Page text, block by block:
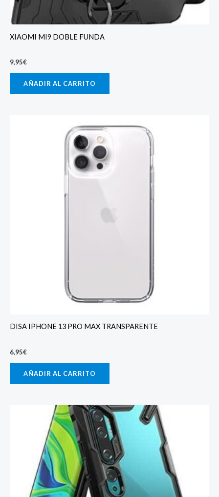
XIAOMI MI9 DOBLE FUNDA
9,95€
AÑADIR AL CARRITO
DISA IPHONE 13 PRO MAX TRANSPARENTE
6,95€
AÑADIR AL CARRITO